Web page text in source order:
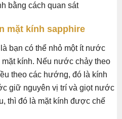
bằng cách quan sát
mặt kính sapphire
bạn có thể nhỏ một ít nước
mặt kính. Nếu nước chảy theo
theo các hướng, đó là kính
giữ nguyên vị trí và giọt nước
thì đó là mặt kính được chế